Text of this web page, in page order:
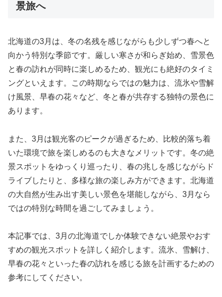
景旅へ
北海道の3月は、冬の名残を感じながらも少しずつ春へと
向かう特別な季節です。厳しい寒さが和らぎ始め、雪景色
と春の訪れが同時に楽しめるため、観光にも絶好のタイミ
ングといえます。この時期ならではの魅力は、流氷や雪解
け風景、早春の花々など、冬と春が共存する独特の景色に
あります。
また、3月は観光客のピークが過ぎるため、比較的落ち着
いた環境で旅を楽しめるのも大きなメリットです。冬の絶
景スポットをゆっくり巡ったり、春の兆しを感じながらド
ライブしたりと、多様な旅の楽しみ方ができます。北海道
の大自然が生み出す美しい景色を堪能しながら、3月なら
ではの特別な時間を過ごしてみましょう。
本記事では、3月の北海道でしか体験できない絶景やおす
すめの観光スポットを詳しく紹介します。流氷、雪解け、
早春の花々といった春の訪れを感じる旅を計画するための
参考にしてください。